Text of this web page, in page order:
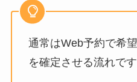
通常はWeb予約で希
を確定させる流れです